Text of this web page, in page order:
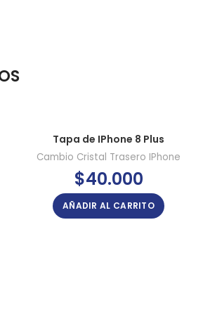
Tapa de IPhone 8 Plus
Cambio Cristal Trasero IPhone
$40.000
AÑADIR AL CARRITO